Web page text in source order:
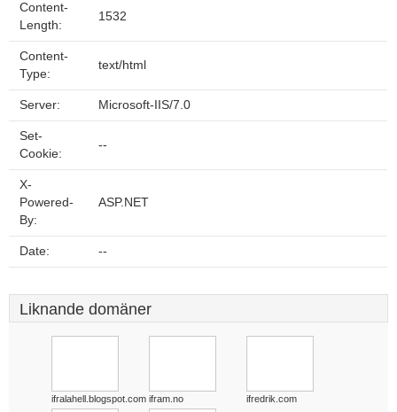
Content-
Length:
1532
Content-
Type:
text/html
Server: Microsoft-IIS/7.0
Set-
Cookie:
--
X-
Powered-
By:
ASP.NET
Date: --
Liknande domäner
ifralahell.blogspot.com ifram.no ifredrik.com